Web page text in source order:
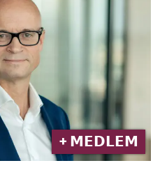
+ 𝗠𝗘𝗗𝗟𝗘𝗠